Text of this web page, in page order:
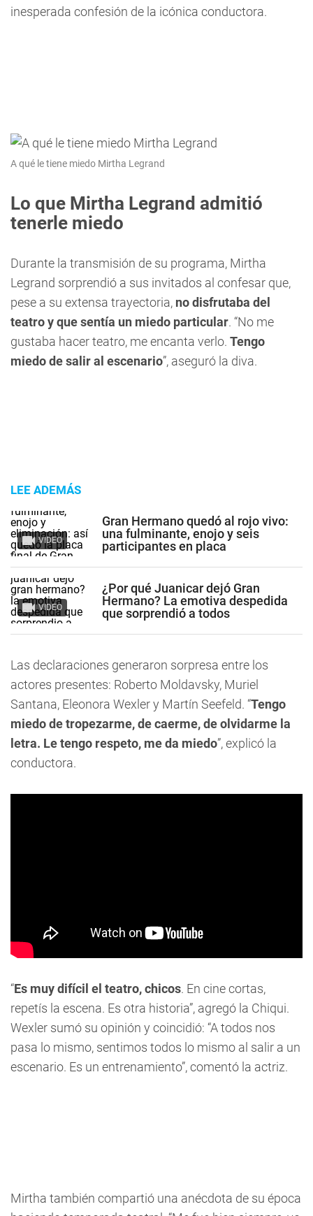
inesperada confesión de la icónica conductora.
A qué le tiene miedo Mirtha Legrand
Lo que Mirtha Legrand admitió
tenerle miedo
Durante la transmisión de su programa, Mirtha
Legrand sorprendió a sus invitados al confesar que,
pese a su extensa trayectoria, no disfrutaba del
teatro y que sentía un miedo particular. “No me
gustaba hacer teatro, me encanta verlo. Tengo
miedo de salir al escenario”, aseguró la diva.
LEE ADEMÁS
VIDEO
Gran Hermano quedó al rojo vivo:
una fulminante, enojo y seis
participantes en placa
VIDEO
¿Por qué Juanicar dejó Gran
Hermano? La emotiva despedida
que sorprendió a todos
Las declaraciones generaron sorpresa entre los
actores presentes: Roberto Moldavsky, Muriel
Santana, Eleonora Wexler y Martín Seefeld. “Tengo
miedo de tropezarme, de caerme, de olvidarme la
letra. Le tengo respeto, me da miedo”, explicó la
conductora.
“Es muy difícil el teatro, chicos. En cine cortas,
repetís la escena. Es otra historia”, agregó la Chiqui.
Wexler sumó su opinión y coincidió: “A todos nos
pasa lo mismo, sentimos todos lo mismo al salir a un
escenario. Es un entrenamiento”, comentó la actriz.
Mirtha también compartió una anécdota de su época